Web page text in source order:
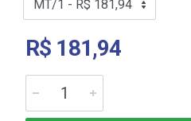
R$ 181,94